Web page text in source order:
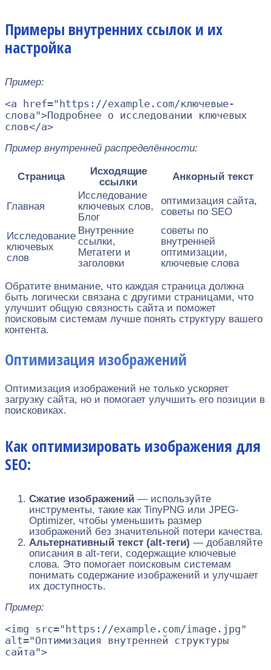
Примеры внутренних ссылок и их
настройка
Пример:
<a href="https://example.com/ключевые-
слова">Подробнее о исследовании ключевых
слов</a>
Пример внутренней распределённости:
Страница
Исходящие
ссылки
Анкорный текст
Главная
Исследование
ключевых слов,
Блог
оптимизация сайта,
советы по SEO
Исследование
ключевых
слов
Внутренние
ссылки,
Метатеги и
заголовки
советы по
внутренней
оптимизации,
ключевые слова
Обратите внимание, что каждая страница должна
быть логически связана с другими страницами, что
улучшит общую связность сайта и поможет
поисковым системам лучше понять структуру вашего
контента.
Оптимизация изображений
Оптимизация изображений не только ускоряет
загрузку сайта, но и помогает улучшить его позиции в
поисковиках.
Как оптимизировать изображения для
SEO:
Сжатие изображений — используйте
инструменты, такие как TinyPNG или JPEG-
Optimizer, чтобы уменьшить размер
изображений без значительной потери качества.
Альтернативный текст (alt-теги) — добавляйте
описания в alt-теги, содержащие ключевые
слова. Это помогает поисковым системам
понимать содержание изображений и улучшает
их доступность.
Пример:
<img src="https://example.com/image.jpg"
alt="Оптимизация внутренней структуры
сайта">